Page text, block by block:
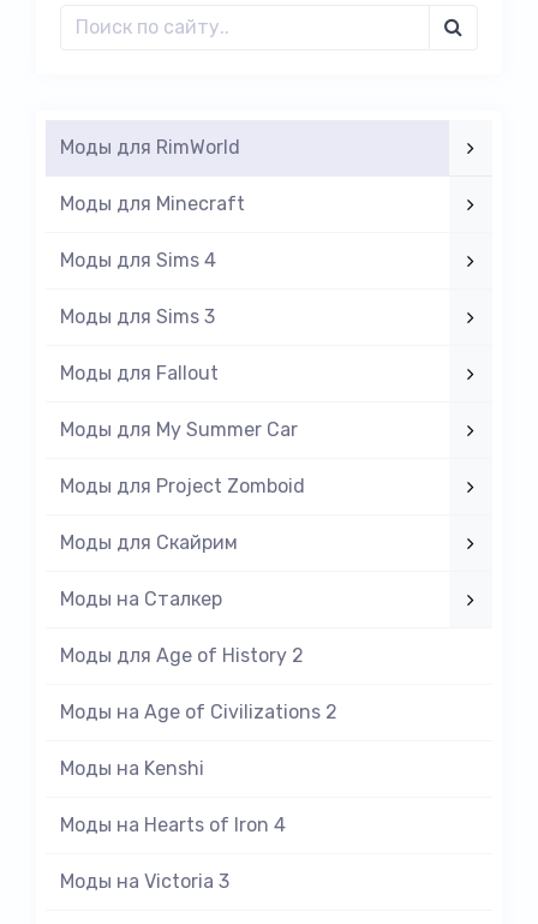
Моды для RimWorld
Моды для Minecraft
Моды для Sims 4
Моды для Sims 3
Моды для Fallout
Моды для My Summer Car
Моды для Project Zomboid
Моды для Скайрим
Моды на Cталкер
Моды для Age of History 2
Моды на Age of Civilizations 2
Моды на Kenshi
Моды на Hearts of Iron 4
Моды на Victoria 3